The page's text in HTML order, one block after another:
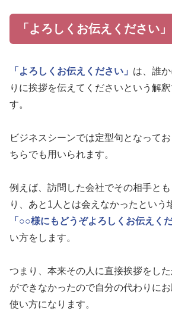
「よろしくお伝えください
「よろしくお伝えください」 は、誰
りに挨拶を伝えてくださいという解
す。
ビジネスシーンでは定型句となって
ちらでも用いられます。
例えば、訪問した会社でその相手と
り、あと1人とは会えなかったという
「○○様にもどうぞよろしくお伝えくだ
い方をします。
つまり、本来その人に直接挨拶をし
ができなかったので自分の代わりに
使い方になります。